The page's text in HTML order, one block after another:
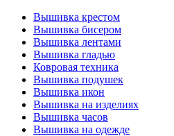
Вышивка крестом
Вышивка бисером
Вышивка лентами
Вышивка гладью
Ковровая техника
Вышивка подушек
Вышивка икон
Вышивка на изделиях
Вышивка часов
Вышивка на одежде